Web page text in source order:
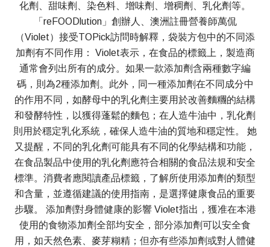
化劑、甜味劑、染色料、增味劑、增稠劑、乳化劑等。
「reFOODlution」創辦人、澳洲註冊營養師萬侃
（Violet）接受TOPick訪問時解釋，袋裝方包中的不同添
加劑有不同作用： Violet表示，在食品的標籤上，製造商
通常會列出所有的成分。如果一款添加劑含兩種數字編
碼，則為2種添加劑。此外，同一種添加劑在不同成分中
的作用不同，如酵母中的乳化劑主要用於改善麵糰的結構
和發酵特性，以獲得蓬鬆的麵包；在人造牛油中，乳化劑
則用於穩定乳化系統，確保人造牛油的質地和穩定性。 她
又提醒，不同的乳化劑可能具有不同的化學結構和功能，
在食品製品中使用的乳化劑應符合相關的食品法規和安全
標準。消費者應閱讀產品標籤，了解所使用添加劑的類型
和含量，並遵循建議的使用指南，是選擇健康食品的重要
步驟。 添加劑對身體健康的影響 Violet指出，獲准在本港
使用的食物添加劑全部均安全，部分添加劑可以安全食
用，如天然色素、麥芽糊精；但亦有些添加劑或對人體健